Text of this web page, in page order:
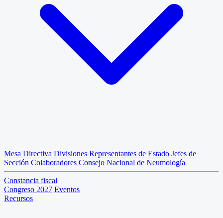
Mesa Directiva Divisiones Representantes de Estado Jefes de
Sección Colaboradores Consejo Nacional de Neumología
Constancia fiscal
Congreso 2027 Eventos
Recursos